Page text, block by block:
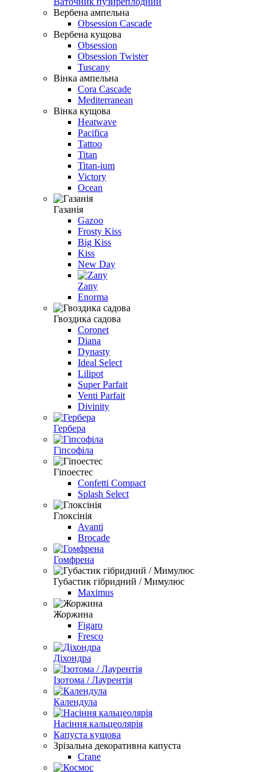
Вербена ампельна
Obsession Cascade
Вербена кущова
Obsession
Obsession Twister
Tuscany
Вінка ампельна
Cora Cascade
Mediterranean
Вінка кущова
Heatwave
Pacifica
Tattoo
Titan
Titan-ium
Victory
Ocean
Газанiя
Gazoo
Frosty Kiss
Big Kiss
Kiss
New Day
Zany
Enorma
Гвоздика садова
Coronet
Diana
Dynasty
Ideal Select
Lilipot
Super Parfait
Venti Parfait
Divinity
Гербера
Гiпсофiла
Гіпоестес
Confetti Compact
Splash Select
Глоксiнiя
Avanti
Brocade
Гомфрена
Губастик гiбридний / Мимулюс
Maximus
Жоржина
Figaro
Fresco
Дiхондра
Iзотома / Лаурентiя
Календула
Насіння кальцеолярiя
Капуста кущова
Зрізальна декоративна капуста
Crane